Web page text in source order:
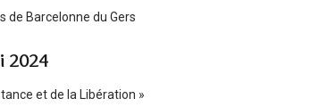
de Barcelonne du Gers
2024
et de la Libération »